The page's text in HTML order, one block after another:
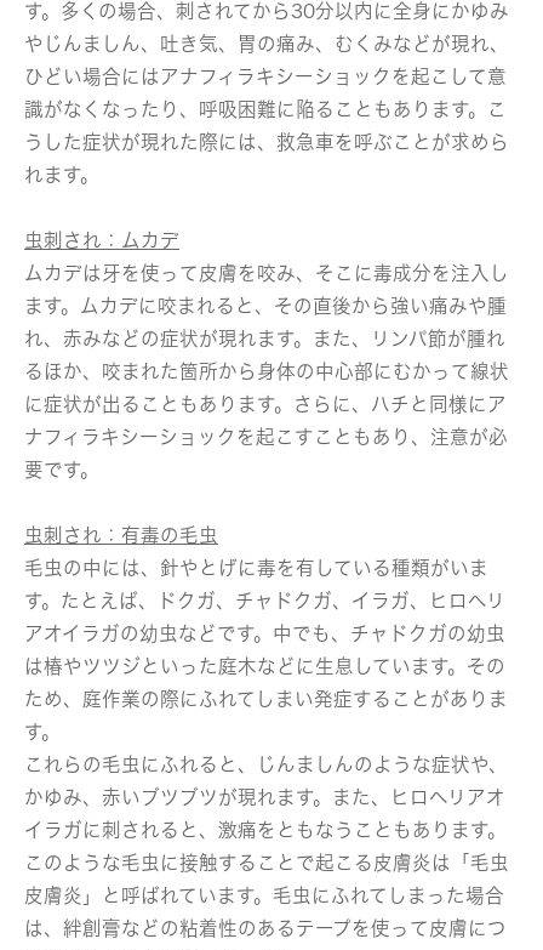
す。多くの場合、刺されてから30分以内に全身にかゆみ
やじんましん、吐き気、胃の痛み、むくみなどが現れ、
ひどい場合にはアナフィラキシーショックを起こして意
識がなくなったり、呼吸困難に陥ることもあります。こ
うした症状が現れた際には、救急車を呼ぶことが求めら
れます。
虫刺され：ムカデ
ムカデは牙を使って皮膚を咬み、そこに毒成分を注入し
ます。ムカデに咬まれると、その直後から強い痛みや腫
れ、赤みなどの症状が現れます。また、リンパ節が腫れ
るほか、咬まれた箇所から身体の中心部にむかって線状
に症状が出ることもあります。さらに、ハチと同様にア
ナフィラキシーショックを起こすこともあり、注意が必
要です。
虫刺され：有毒の毛虫
毛虫の中には、針やとげに毒を有している種類がいま
す。たとえば、ドクガ、チャドクガ、イラガ、ヒロヘリ
アオイラガの幼虫などです。中でも、チャドクガの幼虫
は椿やツツジといった庭木などに生息しています。その
ため、庭作業の際にふれてしまい発症することがありま
す。
これらの毛虫にふれると、じんましんのような症状や、
かゆみ、赤いブツブツが現れます。また、ヒロヘリアオ
イラガに刺されると、激痛をともなうこともあります。
このような毛虫に接触することで起こる皮膚炎は「毛虫
皮膚炎」と呼ばれています。毛虫にふれてしまった場合
は、絆創膏などの粘着性のあるテープを使って皮膚につ